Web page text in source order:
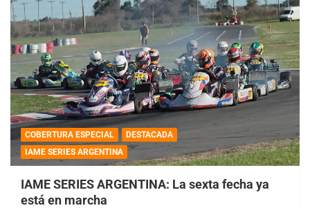
COBERTURA ESPECIAL
DESTACADA
IAME SERIES ARGENTINA
IAME SERIES ARGENTINA: La sexta fecha ya
está en marcha